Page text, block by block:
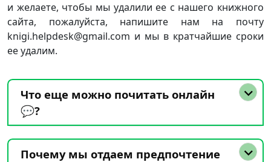
и желаете, чтобы мы удалили ее с нашего книжного
сайта, пожалуйста, напишите нам на почту
knigi.helpdesk@gmail.com и мы в кратчайшие сроки
ее удалим.
Что еще можно почитать онлайн
💬?
Почему мы отдаем предпочтение